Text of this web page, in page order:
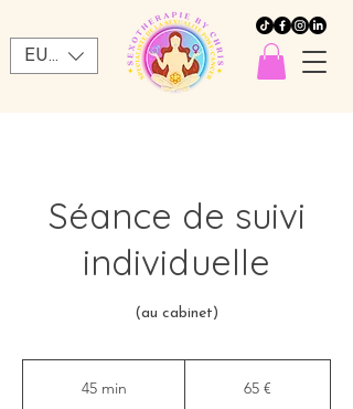
EUR (€)
Séance de suivi
individuelle
(au cabinet)
45 min 65 €